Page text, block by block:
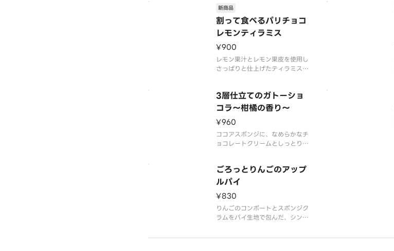
割って食べるパリチョコ
レモンティラミス
新商品
¥900
レモン果汁とレモン果皮を使用し
さっぱりと仕上げたティラミスム
カップデザートです。天面に敷い
たチョコを割りながら食べること
で、割る瞬間の楽しさとともに食
感の違いを堪能できます。
新しい食感ときゅんとした
3層仕立てのガトーショ
コラ～柑橘の香り～
¥960
ココアスポンジに、なめらかなチ
ョコレートクリームとしっとり濃
です。※画像のホイップクリーム
ごろっとりんごのアップ
ルパイ
¥830
りんごのコンポートとスポンジク
ラムをパイ生地で包んだ、シンプ
ップルパイです。